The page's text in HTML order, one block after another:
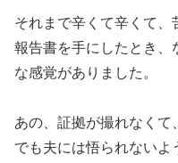
それまで辛くて辛くて
報告書を手にしたとき、
な感覚がありました。
あの、証拠が撮れなくて
でも夫には悟られないよ